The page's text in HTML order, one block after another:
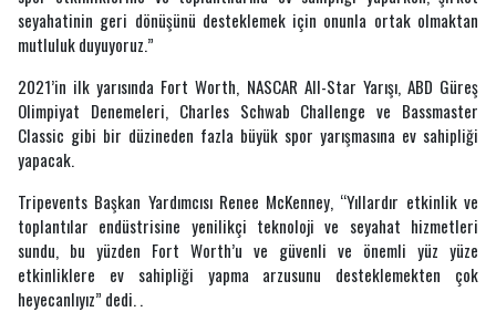
seyahatinin geri dönüşünü desteklemek için onunla ortak olmaktan
mutluluk duyuyoruz.”
2021’in ilk yarısında Fort Worth, NASCAR All-Star Yarışı, ABD Güreş
Olimpiyat Denemeleri, Charles Schwab Challenge ve Bassmaster
Classic gibi bir düzineden fazla büyük spor yarışmasına ev sahipliği
yapacak.
Tripevents Başkan Yardımcısı Renee McKenney, “Yıllardır etkinlik ve
toplantılar endüstrisine yenilikçi teknoloji ve seyahat hizmetleri
sundu, bu yüzden Fort Worth’u ve güvenli ve önemli yüz yüze
etkinliklere ev sahipliği yapma arzusunu desteklemekten çok
heyecanlıyız” dedi. .